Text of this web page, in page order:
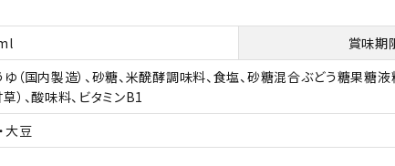
賞味期
ゆ（国内製造）、砂糖、米醗酵調味料、食塩、砂糖混合ぶどう糖果糖
草）、酸味料、ビタミンB1
大豆